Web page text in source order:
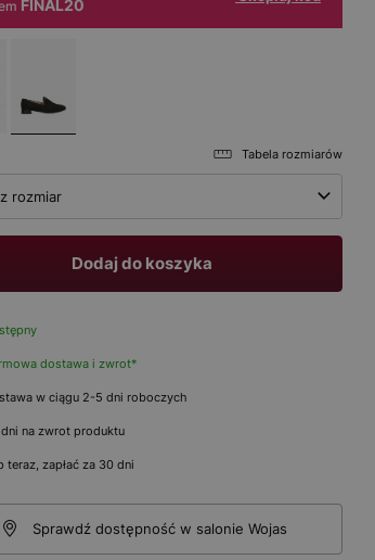
FINAL20
Tabela rozmiarów
rozmiar
Dodaj do koszyka
dostawa i zwrot*
w ciągu 2-5 dni roboczych
na zwrot produktu
teraz, zapłać za 30 dni
Sprawdź dostępność w salonie Wojas